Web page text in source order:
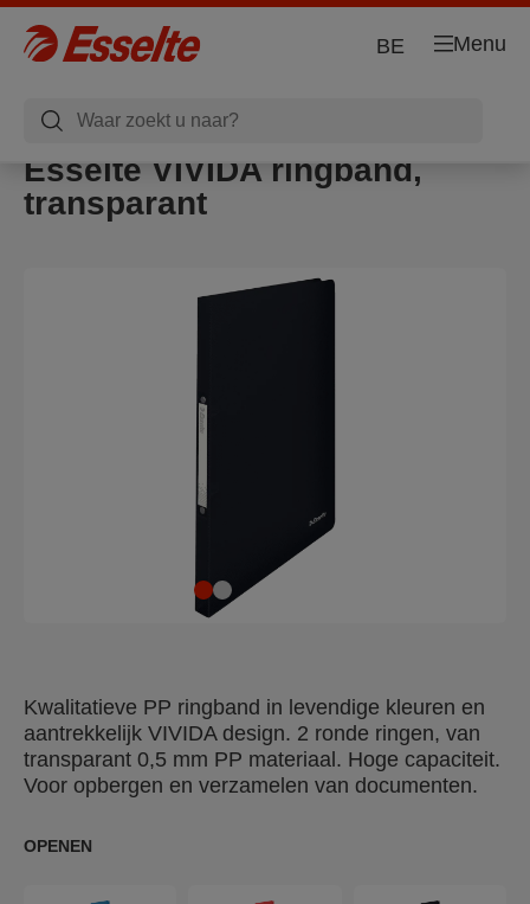
Menu
BE
Esselte VIVIDA ringband,
transparant
Kwalitatieve PP ringband in levendige kleuren en
aantrekkelijk VIVIDA design. 2 ronde ringen, van
transparant 0,5 mm PP materiaal. Hoge capaciteit.
Voor opbergen en verzamelen van documenten.
OPENEN